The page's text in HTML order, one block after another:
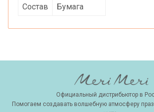
Состав
Бумага
Официальный дистрибьютор в
Помогаем создавать волшебную атмосферу